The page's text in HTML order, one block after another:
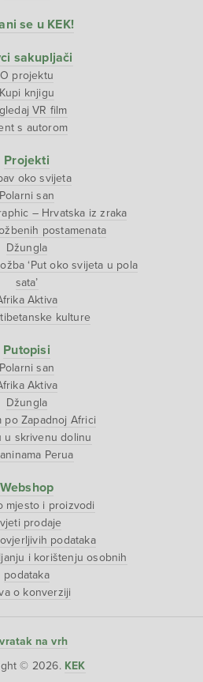
se u KEK!
sakupljači
O projektu
Kupi knjigu
VR film
s autorom
Projekti
oko svijeta
Polarni san
– Hrvatska iz zraka
postamenata
Džungla
‘Put oko svijeta u pola
sata’
Aktiva
kulture
Putopisi
Polarni san
Aktiva
Džungla
po Zapadnoj Africi
u skrivenu dolinu
Perua
Webshop
mjesto i proizvodi
prodaje
podataka
i korištenju osobnih
podataka
o konverziji
na vrh
© 2026. KEK